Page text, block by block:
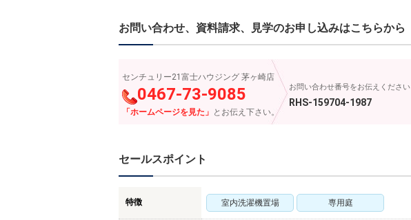
お問い合わせ、資料請求、見学のお申し込みはこちらから
センチュリー21富士ハウジング 茅ヶ崎店
0467-73-9085
「ホームページを見た」 とお伝え下さい。
お問い合わせ番号をお伝えください
RHS-159704-1987
セールスポイント
特徴 室内洗濯機置場 専用庭